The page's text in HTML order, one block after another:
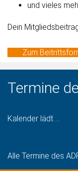
und vieles
Dein
Zum
Termine
Kalender lädt ...
Alle Termine des